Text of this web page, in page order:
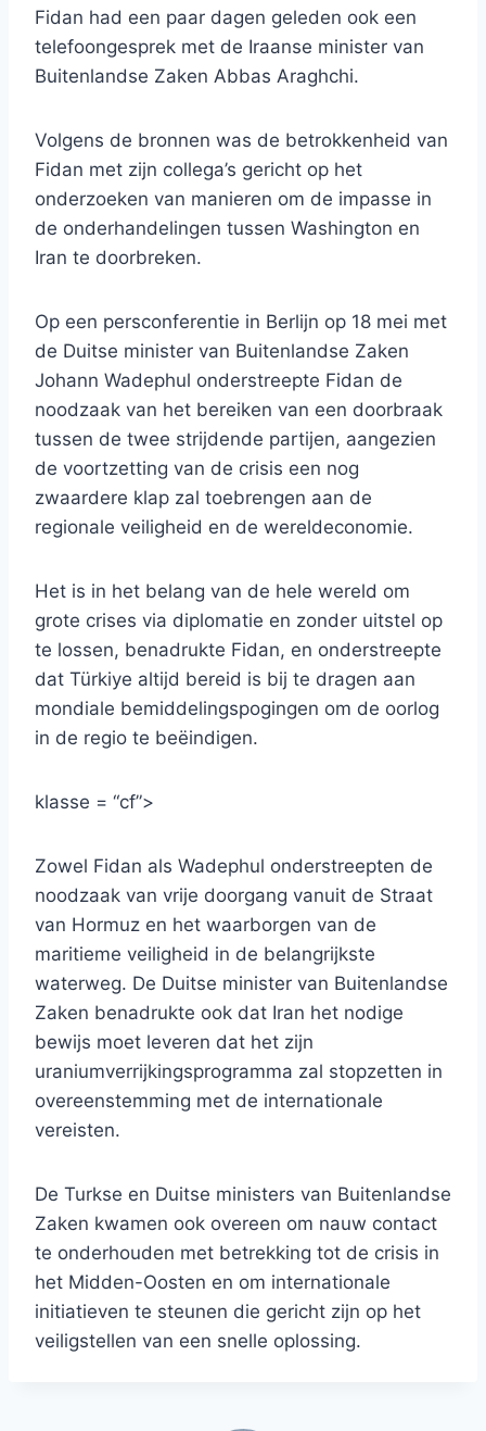
Fidan had een paar dagen geleden ook een
telefoongesprek met de Iraanse minister van
Buitenlandse Zaken Abbas Araghchi.
Volgens de bronnen was de betrokkenheid van
Fidan met zijn collega’s gericht op het
onderzoeken van manieren om de impasse in
de onderhandelingen tussen Washington en
Iran te doorbreken.
Op een persconferentie in Berlijn op 18 mei met
de Duitse minister van Buitenlandse Zaken
Johann Wadephul onderstreepte Fidan de
noodzaak van het bereiken van een doorbraak
tussen de twee strijdende partijen, aangezien
de voortzetting van de crisis een nog
zwaardere klap zal toebrengen aan de
regionale veiligheid en de wereldeconomie.
Het is in het belang van de hele wereld om
grote crises via diplomatie en zonder uitstel op
te lossen, benadrukte Fidan, en onderstreepte
dat Türkiye altijd bereid is bij te dragen aan
mondiale bemiddelingspogingen om de oorlog
in de regio te beëindigen.
klasse = “cf”>
Zowel Fidan als Wadephul onderstreepten de
noodzaak van vrije doorgang vanuit de Straat
van Hormuz en het waarborgen van de
maritieme veiligheid in de belangrijkste
waterweg. De Duitse minister van Buitenlandse
Zaken benadrukte ook dat Iran het nodige
bewijs moet leveren dat het zijn
uraniumverrijkingsprogramma zal stopzetten in
overeenstemming met de internationale
vereisten.
De Turkse en Duitse ministers van Buitenlandse
Zaken kwamen ook overeen om nauw contact
te onderhouden met betrekking tot de crisis in
het Midden-Oosten en om internationale
initiatieven te steunen die gericht zijn op het
veiligstellen van een snelle oplossing.